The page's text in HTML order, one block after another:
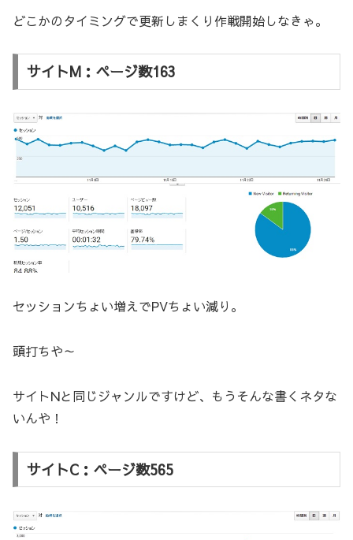
どこかのタイミングで更新しまくり作戦開始しなきゃ。
サイトM：ページ数163
セッションちょい増えでPVちょい減り。
頭打ちや～
サイトNと同じジャンルですけど、もうそんな書くネタな
いんや！
サイトC：ページ数565